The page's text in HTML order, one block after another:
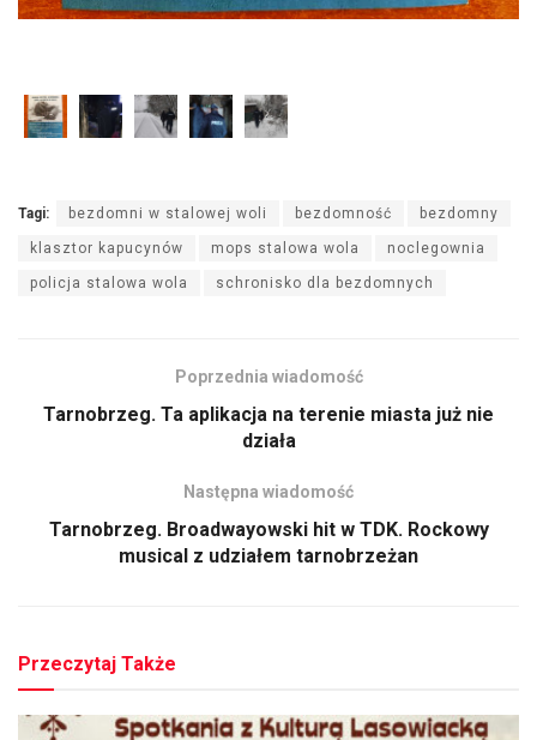
Tagi: bezdomni w stalowej woli bezdomność bezdomny
klasztor kapucynów mops stalowa wola noclegownia
policja stalowa wola schronisko dla bezdomnych
Poprzednia wiadomość
Tarnobrzeg. Ta aplikacja na terenie miasta już nie
działa
Następna wiadomość
Tarnobrzeg. Broadwayowski hit w TDK. Rockowy
musical z udziałem tarnobrzeżan
Przeczytaj Także